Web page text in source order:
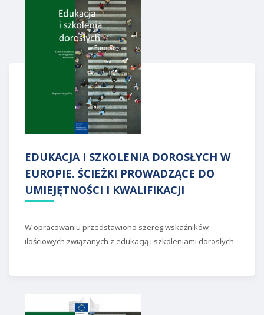
EDUKACJA I SZKOLENIA DOROSŁYCH W
EUROPIE. ŚCIEŻKI PROWADZĄCE DO
UMIEJĘTNOŚCI I KWALIFIKACJI
W opracowaniu przedstawiono szereg wskaźników
ilościowych związanych z edukacją i szkoleniami dorosłych